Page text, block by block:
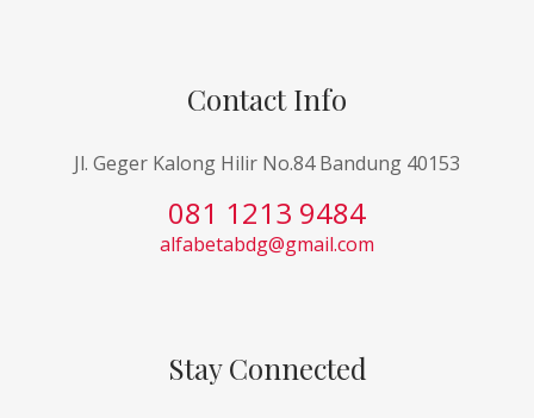
Contact Info
Jl. Geger Kalong Hilir No.84 Bandung 40153
081 1213 9484
alfabetabdg@gmail.com
Stay Connected